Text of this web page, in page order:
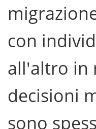
con
all'altro in
decisioni
sono